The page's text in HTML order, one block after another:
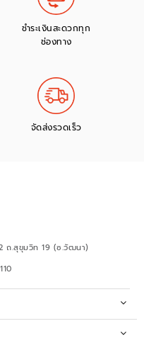
ชำระเงินสะดวกทุก
ช่องทาง
จัดส่งรวดเร็ว
ถ.สุขุมวิท 19 (ซ.วัฒนา)